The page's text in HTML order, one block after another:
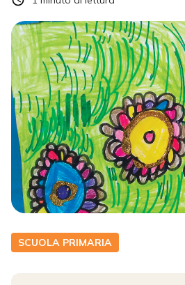
SCUOLA PRIMARIA